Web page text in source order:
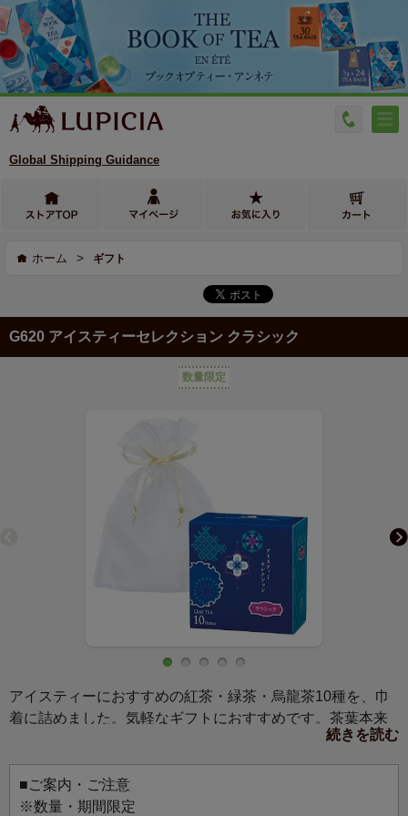
Global Shipping Guidance
ホーム > ギフト
G620 アイスティーセレクション クラシック
数量限定
アイスティーにおすすめの紅茶・緑茶・烏龍茶10種を、巾
着に詰めました。気軽なギフトにおすすめです。茶葉本来
続きを読む
■ご案内・ご注意
※数量・期間限定